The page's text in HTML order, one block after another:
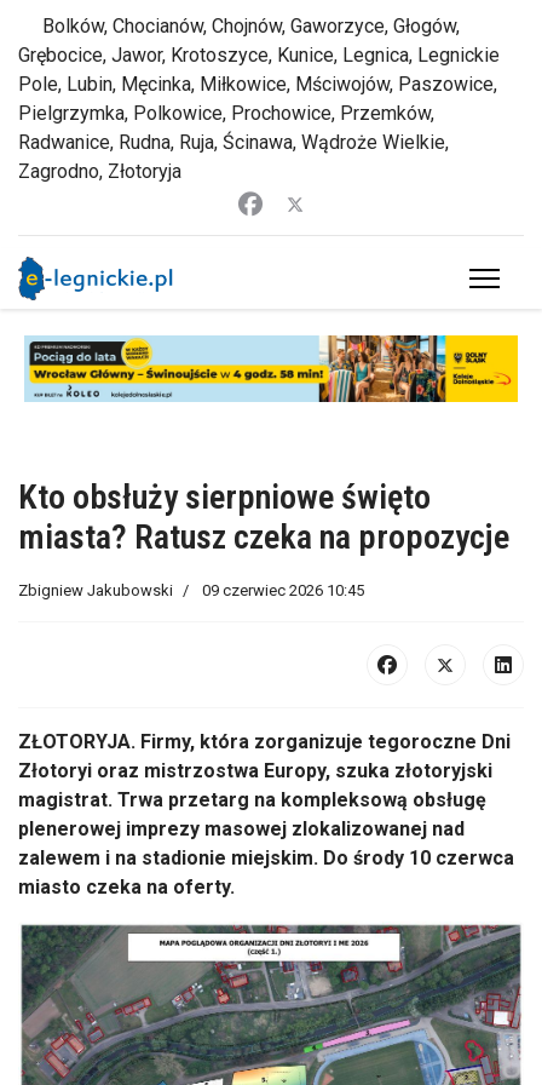
Bolków, Chocianów, Chojnów, Gaworzyce, Głogów,
Grębocice, Jawor, Krotoszyce, Kunice, Legnica, Legnickie
Pole, Lubin, Męcinka, Miłkowice, Mściwojów, Paszowice,
Pielgrzymka, Polkowice, Prochowice, Przemków,
Radwanice, Rudna, Ruja, Ścinawa, Wądroże Wielkie,
Zagrodno, Złotoryja
Kto obsłuży sierpniowe święto
miasta? Ratusz czeka na propozycje
Zbigniew Jakubowski 09 czerwiec 2026 10:45
ZŁOTORYJA. Firmy, która zorganizuje tegoroczne Dni
Złotoryi oraz mistrzostwa Europy, szuka złotoryjski
magistrat. Trwa przetarg na kompleksową obsługę
plenerowej imprezy masowej zlokalizowanej nad
zalewem i na stadionie miejskim. Do środy 10 czerwca
miasto czeka na oferty.